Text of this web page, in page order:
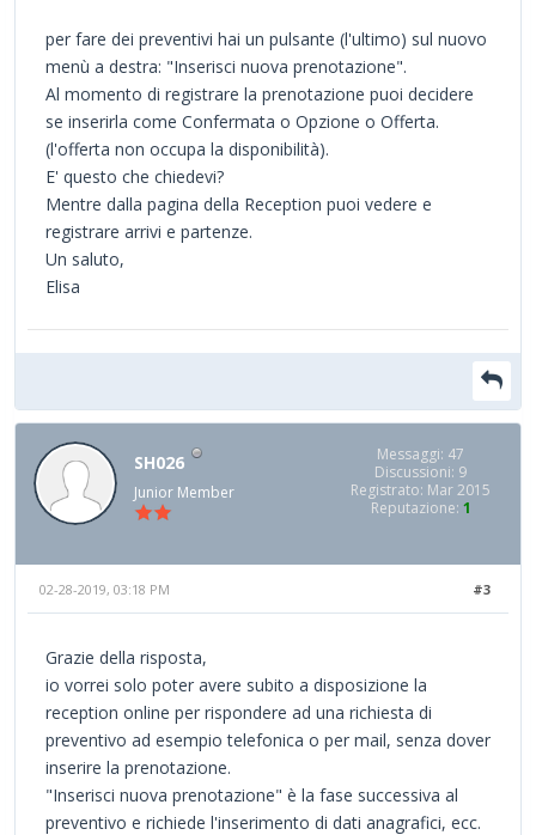
per fare dei preventivi hai un pulsante (l'ultimo) sul nuovo
menù a destra: "Inserisci nuova prenotazione".
Al momento di registrare la prenotazione puoi decidere
se inserirla come Confermata o Opzione o Offerta.
(l'offerta non occupa la disponibilità).
E' questo che chiedevi?
Mentre dalla pagina della Reception puoi vedere e
registrare arrivi e partenze.
Un saluto,
Elisa
SH026
Junior Member
Messaggi: 47
Discussioni: 9
Registrato: Mar 2015
Reputazione: 1
#3
02-28-2019, 03:18 PM
Grazie della risposta,
io vorrei solo poter avere subito a disposizione la
reception online per rispondere ad una richiesta di
preventivo ad esempio telefonica o per mail, senza dover
inserire la prenotazione.
"Inserisci nuova prenotazione" è la fase successiva al
preventivo e richiede l'inserimento di dati anagrafici, ecc.